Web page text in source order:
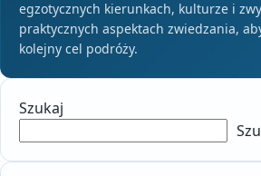
egzotycznych kierunkach, kulturze i
praktycznych aspektach zwiedzania,
kolejny cel podróży.
Szukaj